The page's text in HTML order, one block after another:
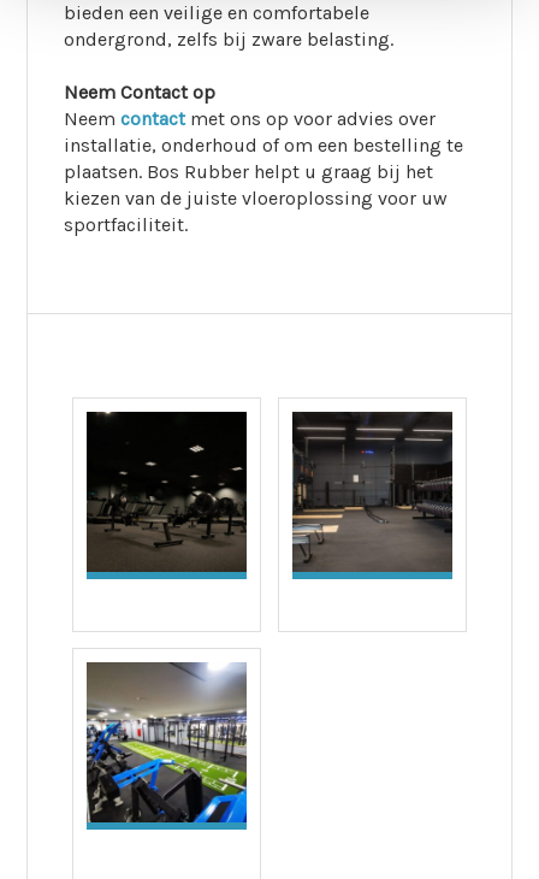
bieden een veilige en comfortabele
ondergrond, zelfs bij zware belasting.
Neem Contact op
Neemcontactmet ons op voor advies over
installatie, onderhoud of om een bestelling te
plaatsen. Bos Rubber helpt u graag bij het
kiezen van de juiste vloeroplossing voor uw
sportfaciliteit.